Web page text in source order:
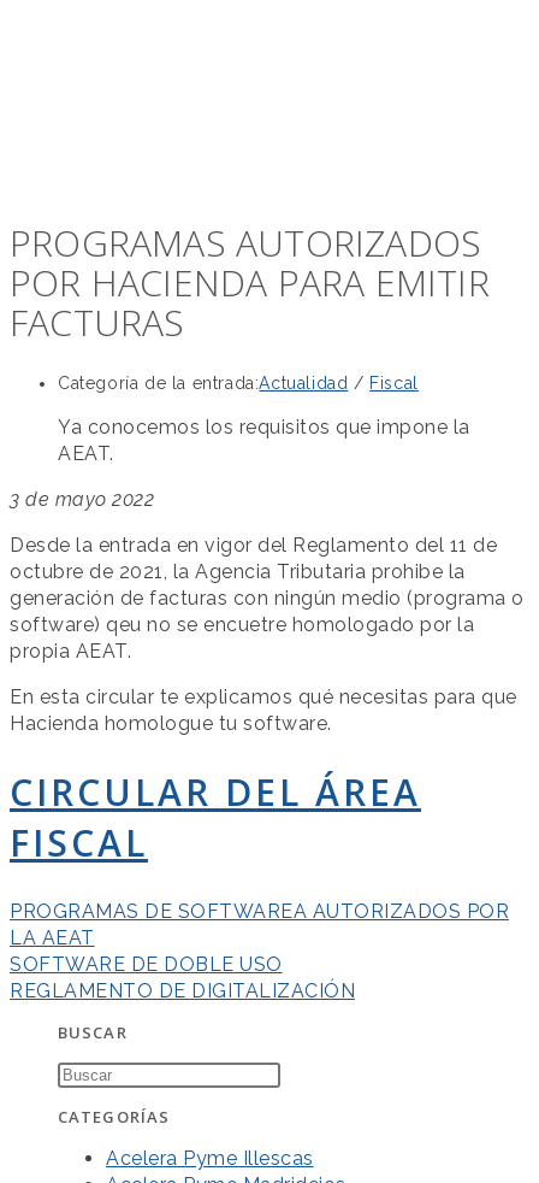
PROGRAMAS AUTORIZADOS
POR HACIENDA PARA EMITIR
FACTURAS
Categoría de la entrada:Actualidad / Fiscal
Ya conocemos los requisitos que impone la
AEAT.
3 de mayo 2022
Desde la entrada en vigor del Reglamento del 11 de
octubre de 2021, la Agencia Tributaria prohibe la
generación de facturas con ningún medio (programa o
software) qeu no se encuetre homologado por la
propia AEAT.
En esta circular te explicamos qué necesitas para que
Hacienda homologue tu software.
CIRCULAR DEL ÁREA
FISCAL
PROGRAMAS DE SOFTWAREA AUTORIZADOS POR
LA AEAT
SOFTWARE DE DOBLE USO
REGLAMENTO DE DIGITALIZACIÓN
BUSCAR
CATEGORÍAS
Acelera Pyme Illescas